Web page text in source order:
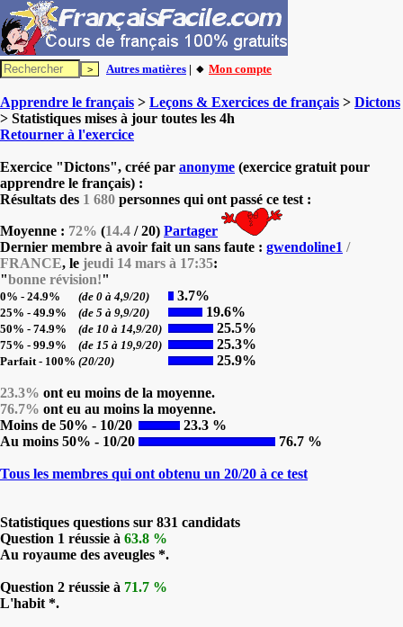
Autres matières | 🔸 Mon compte
Apprendre le français > Leçons & Exercices de français > Dictons
> Statistiques mises à jour toutes les 4h
Retourner à l'exercice
Exercice "Dictons", créé par anonyme (exercice gratuit pour
apprendre le français) :
Résultats des 1 680 personnes qui ont passé ce test :
Moyenne : 72% (14.4 / 20) Partager
Dernier membre à avoir fait un sans faute : gwendoline1 /
FRANCE, le jeudi 14 mars à 17:35:
"bonne révision!"
0% - 24.9% (de 0 à 4,9/20) 3.7%
25% - 49.9% (de 5 à 9,9/20) 19.6%
50% - 74.9% (de 10 à 14,9/20) 25.5%
75% - 99.9% (de 15 à 19,9/20) 25.3%
Parfait - 100% (20/20) 25.9%
23.3% ont eu moins de la moyenne.
76.7% ont eu au moins la moyenne.
Moins de 50% - 10/20
23.3 %
Au moins 50% - 10/20
76.7 %
Tous les membres qui ont obtenu un 20/20 à ce test
Statistiques questions sur 831 candidats
Question 1 réussie à 63.8 %
Au royaume des aveugles *.
Question 2 réussie à 71.7 %
L'habit *.